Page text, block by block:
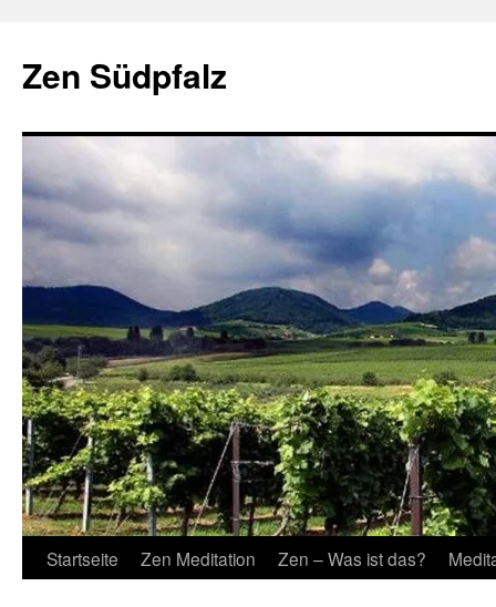
springen
Zen Südpfalz
Startseite Zen Meditation Zen – Was ist das?